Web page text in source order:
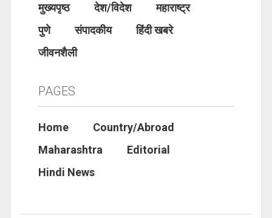
मुख्यपृष्ठ देश/विदेश
महाराष्ट्र
पुणे
संपादकीय
हिंदी खबरे
जीवनशैली
PAGES
Home
Country/Abroad
Maharashtra
Editorial
Hindi News